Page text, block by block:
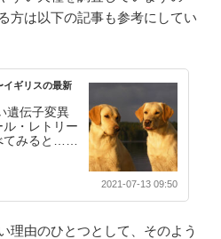
方は以下の記事も参考にしてい
イギリスの最新
遺伝子変異
・レトリー
みると…？
2021-07-13 09:50
理由のひとつとして、そのよう